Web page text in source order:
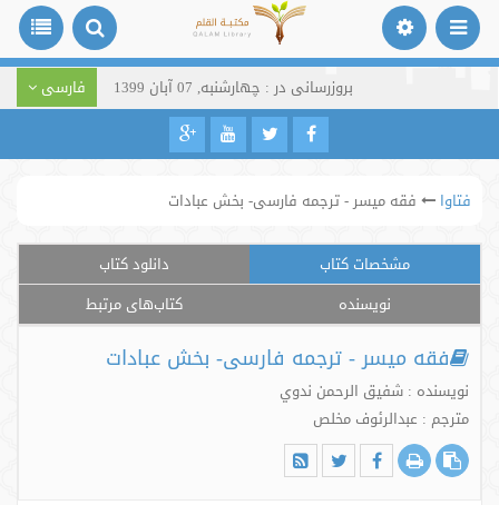
بروزرسانی در : چهارشنبه, 07 آبان 1399 فارسی
فتاوا فقه میسر - ترجمه فارسی- بخش عبادات
مشخصات کتاب
دانلود کتاب
نویسنده
کتاب‌های مرتبط
فقه میسر - ترجمه فارسی- بخش عبادات
نویسنده : شفيق الرحمن ندوي
مترجم : عبدالرئوف مخلص